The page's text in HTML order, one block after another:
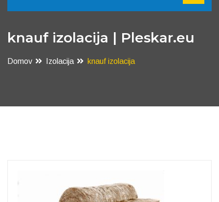
knauf izolacija | Pleskar.eu
Domov Izolacija knauf izolacija